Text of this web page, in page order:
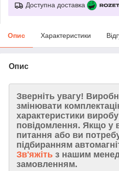
Доступна доставка
Опис Характеристики
Опис
Зверніть увагу!
змінювати
характеристики
повідомлення. Якщо у
питання або ви
підбиранням
Зв'яжіть з нашим
замовленням.